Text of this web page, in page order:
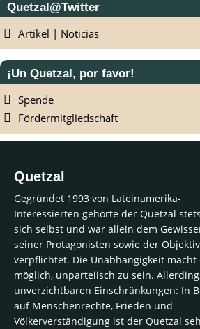
Quetzal@Twitter
Artikel | Noticias
¡Un Quetzal, por favor!
Spende
Fördermitgliedschaft
Quetzal
Gegründet 1993 von Lateinamerika-
Interessierten gehörte der Quetzal
sich selbst und war allein dem
seiner Protagonisten sowie der
verpflichtet. Die Unabhängigkeit macht
möglich, unparteiisch zu sein.
unverzichtbaren Einschränkungen: In
auf Menschenrechte, Frieden und
Völkerverständigung ist der Quetzal